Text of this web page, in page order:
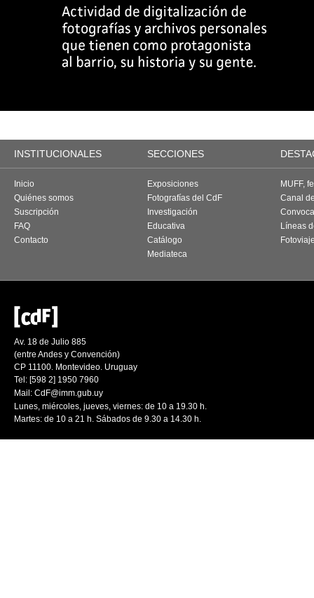
INSTITUCIONALES SECCIONES
Inicio
Quiénes somos
Suscripción
FAQ
Contacto
Exposiciones
Fotografías del CdF
Investigación
Educativa
Catálogo
Mediateca
MUFF,
Canal
Líneas
Av. 18 de Julio 885
(entre Andes y Convención)
CP 11100. Montevideo. Uruguay
Tel: [598 2] 1950 7960
Mail: CdF@imm.gub.uy
Lunes, miércoles, jueves, viernes: de 10 a 19.30 h.
Martes: de 10 a 21 h. Sábados de 9.30 a 14.30 h.